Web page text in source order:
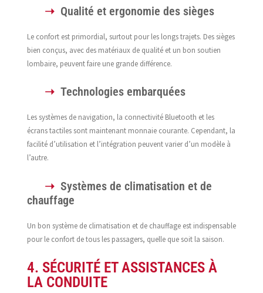
Qualité et ergonomie des sièges
Le confort est primordial, surtout pour les longs trajets. Des sièges
bien conçus, avec des matériaux de qualité et un bon soutien
lombaire, peuvent faire une grande différence.
Technologies embarquées
Les systèmes de navigation, la connectivité Bluetooth et les
écrans tactiles sont maintenant monnaie courante. Cependant, la
facilité d’utilisation et l’intégration peuvent varier d’un modèle à
l’autre.
Systèmes de climatisation et de
chauffage
Un bon système de climatisation et de chauffage est indispensable
pour le confort de tous les passagers, quelle que soit la saison.
4. SÉCURITÉ ET ASSISTANCES À
LA CONDUITE